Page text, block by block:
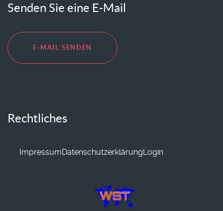
Senden Sie eine E-Mail
E-MAIL SENDEN
Rechtliches
ImpressumDatenschutzerklärungLogin